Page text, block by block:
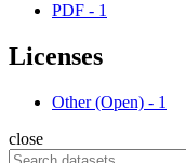
PDF - 1
Licenses
Other (Open) - 1
close